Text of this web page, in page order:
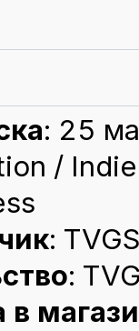
: 25
/
:
:
в